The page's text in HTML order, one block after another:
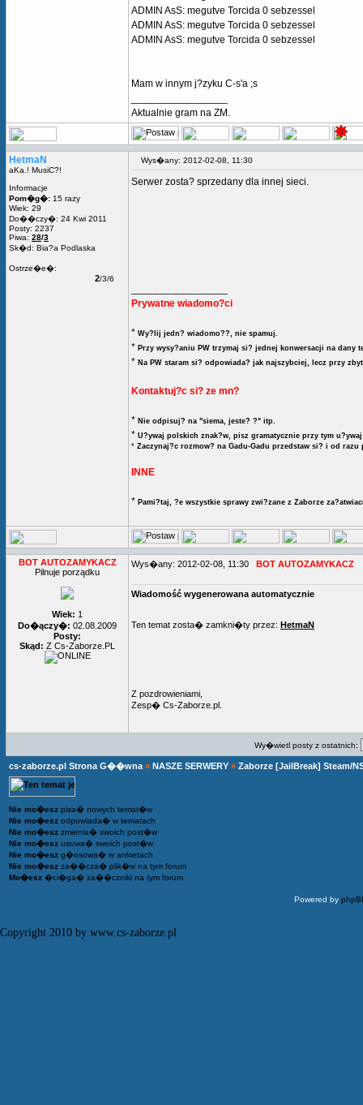
ADMIN AsS: megutve Torcida 0 sebzessel
ADMIN AsS: megutve Torcida 0 sebzessel
ADMIN AsS: megutve Torcida 0 sebzessel
Mam w innym j?zyku C-s'a ;s
Aktualnie gram na ZM.
HetmaN
aKa.! MusiC?!
Informacje
Pom�g�: 15 razy
Wiek: 29
Do��czy�: 24 Kwi 2011
Posty: 2237
Piwa: 28/3
Sk�d: Bia?a Podlaska
Ostrze�e�:
2/3/6
Wys�any: 2012-02-08, 11:30
Serwer zosta? sprzedany dla innej sieci.
Prywatne wiadomo?ci
* Wy?lij jedn? wiadomo??, nie spamuj.
* Przy wysy?aniu PW trzymaj si? jednej konwersacji na dany
* Na PW staram si? odpowiada? jak najszybciej, lecz przy
Kontaktuj?c si? ze mn?
* Nie odpisuj? na "siema, jeste? ?" itp.
* U?ywaj polskich znak?w, pisz gramatycznie przy tym
* Zaczynaj?c rozmow? na Gadu-Gadu przedstaw si? i od
INNE
* Pami?taj, ?e wszystkie sprawy zwi?zane z Zaborze
BOT AUTOZAMYKACZ
Pilnuje porządku
Wiek: 1
Do�ączy�: 02.08.2009
Posty:
Skąd: Z Cs-Zaborze.PL
Wys�any: 2012-02-08, 11:30 BOT AUTOZAMYKACZ
Wiadomość wygenerowana automatycznie
Ten temat zosta� zamkni�ty przez: HetmaN
Z pozdrowieniami,
Zesp� Cs-Zaborze.pl.
Wy�wietl posty z ostatnich:
cs-zaborze.pl Strona G��wna » NASZE SERWERY » Zaborze [JailBreak] Steam/
Nie mo�esz pisa� nowych temat�w
Nie mo�esz odpowiada� w tematach
Nie mo�esz zmienia� swoich post�w
Nie mo�esz usuwa� swoich post�w
Nie mo�esz g�osowa� w ankietach
Nie mo�esz za��cza� plik�w na tym forum
Mo�esz �ci�ga� za��czniki na tym forum
Powered by
Copyright 2010 by www.cs-zaborze.pl